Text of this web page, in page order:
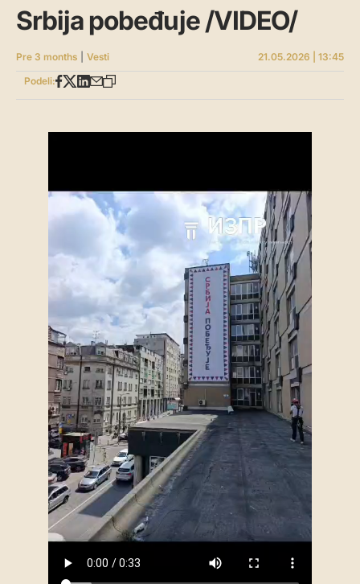
Srbija pobeđuje /VIDEO/
Pre 3 months Vesti
21.05.2026 | 13:45
Podeli: